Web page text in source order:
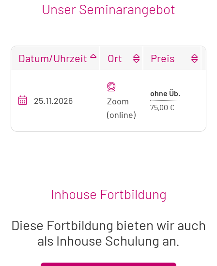
Unser Seminarangebot
unseres
zum
Datum/Uhrzeit Ort Preis
25.11.2026
Zoom
(online)
ohne Üb.
75,00 €
Inhouse Fortbildung
Diese Fortbildung bieten wir auch
als Inhouse Schulung an.